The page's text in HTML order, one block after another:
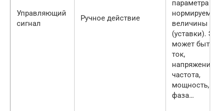
Управляющий
сигнал
Ручное действие
параметра
нормируемой
величины
(уставки).
может быть
ток,
напряжение,
частота,
мощность,
фаза…